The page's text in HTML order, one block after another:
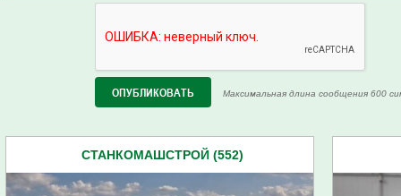
Максимальная длина сообщения 600
СТАНКОМАШСТРОЙ (552)